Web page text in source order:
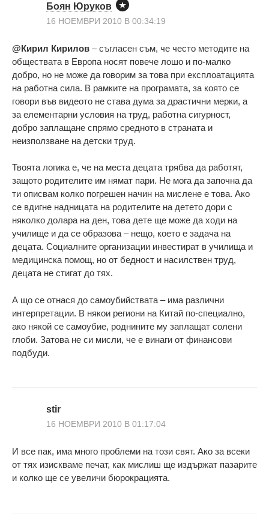
Боян Юруков
16 НОЕМВРИ 2010 В 00:34:19
@Кирил Кирилов – съгласен съм, че често методите на
обществата в Европа носят повече лошо и по-малко
добро, но не може да говорим за това при експлоатацията
на работна сила. В рамките на програмата, за която се
говори във видеото не става дума за драстични мерки, а
за елементарни условия на труд, работна сигурност,
добро заплащане спрямо средното в страната и
неизползване на детски труд.
Твоята логика е, че на места децата трябва да работят,
защото родителите им нямат пари. Не мога да започна да
ти описвам колко погрешен начин на мислене е това. Ако
се вдигне надницата на родителите на детето дори с
няколко долара на ден, това дете ще може да ходи на
училище и да се образова – нещо, което е задача на
децата. Социалните организации инвестират в училища и
медицинска помощ, но от бедност и насилствен труд,
децата не стигат до тях.
А що се отнася до самоубийствата – има различни
интерпретации. В някои региони на Китай по-специално,
ако някой се самоубие, роднините му заплащат солени
глоби. Затова не си мисли, че е винаги от финансови
подбуди.
stir
16 НОЕМВРИ 2010 В 01:17:04
И все пак, има много проблеми на този свят. Ако за всеки
от тях изискваме печат, как мислиш ще издържат пазарите
и колко ще се увеличи бюрокрацията.